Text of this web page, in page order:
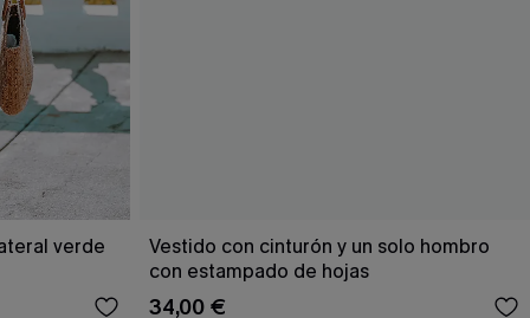
verde
Vestido con cinturón y un solo hombro
con estampado de hojas
34,00 €